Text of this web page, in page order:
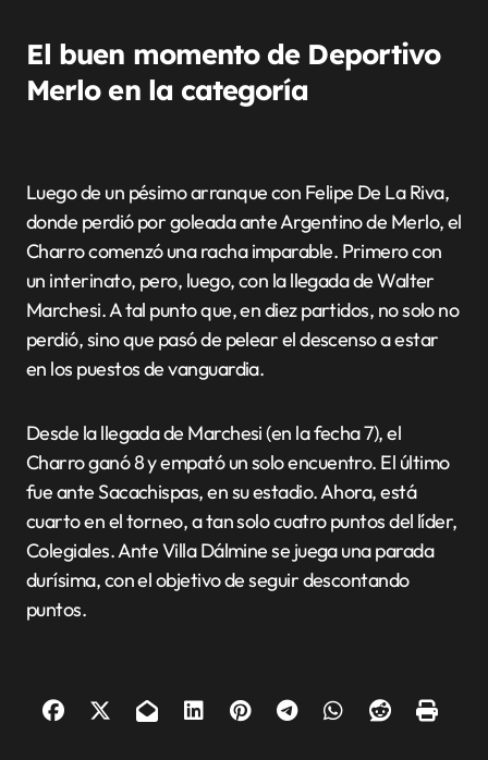
El buen momento de Deportivo
Merlo en la categoría
Luego de un pésimo arranque con Felipe De La Riva,
donde perdió por goleada ante Argentino de Merlo, el
Charro comenzó una racha imparable. Primero con
un interinato, pero, luego, con la llegada de Walter
Marchesi. A tal punto que, en diez partidos, no solo no
perdió, sino que pasó de pelear el descenso a estar
en los puestos de vanguardia.
Desde la llegada de Marchesi (en la fecha 7), el
Charro ganó 8 y empató un solo encuentro. El último
fue ante Sacachispas, en su estadio. Ahora, está
cuarto en el torneo, a tan solo cuatro puntos del líder,
Colegiales. Ante Villa Dálmine se juega una parada
durísima, con el objetivo de seguir descontando
puntos.